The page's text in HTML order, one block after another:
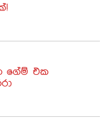
ගේම් එක